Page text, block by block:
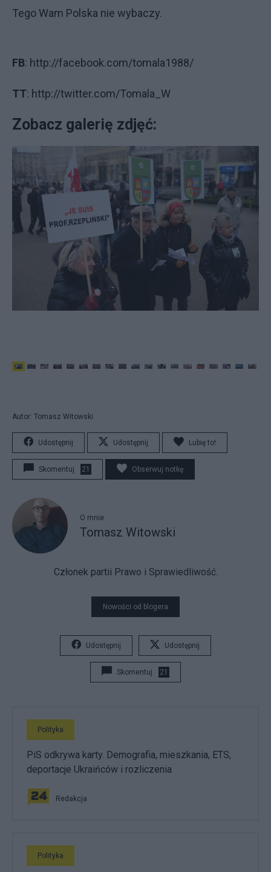
Tego Wam Polska nie wybaczy.
FB: http://facebook.com/tomala1988/
TT: http://twitter.com/Tomala_W
Zobacz galerię zdjęć:
Autor: Tomasz Witowski
Udostępnij Udostępnij Lubię to!
Skomentuj 21 Obserwuj notkę
O mnie
Tomasz Witowski
Członek partii Prawo i Sprawiedliwość.
Nowości od blogera
Udostępnij Udostępnij
Skomentuj 21
Polityka
PiS odkrywa karty. Demografia, mieszkania, ETS,
deportacje Ukraińców i rozliczenia
Redakcja
Polityka